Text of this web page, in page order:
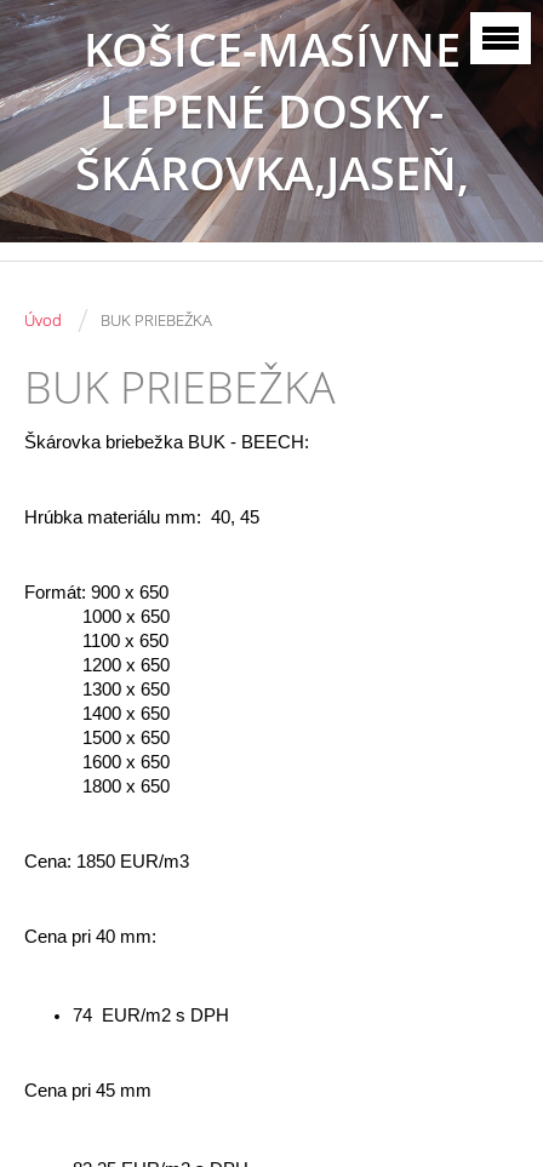
KOŠICE-MASÍVNE
LEPENÉ DOSKY-
ŠKÁROVKA,JASEŇ,
BUK, DUB
Úvod / BUK PRIEBEŽKA
BUK PRIEBEŽKA
Škárovka briebežka BUK - BEECH:
Hrúbka materiálu mm:  40, 45
Formát: 900 x 650
1000 x 650
1100 x 650
1200 x 650
1300 x 650
1400 x 650
1500 x 650
1600 x 650
1800 x 650
Cena: 1850 EUR/m3
Cena pri 40 mm:
74  EUR/m2 s DPH
Cena pri 45 mm